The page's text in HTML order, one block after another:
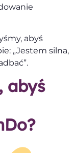
abyś
„Jestem silna,
abyś